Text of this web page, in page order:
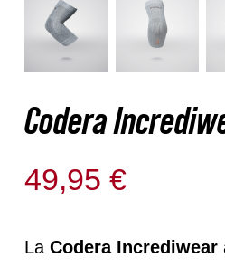
Codera
49,95€
La Codera Incrediwear